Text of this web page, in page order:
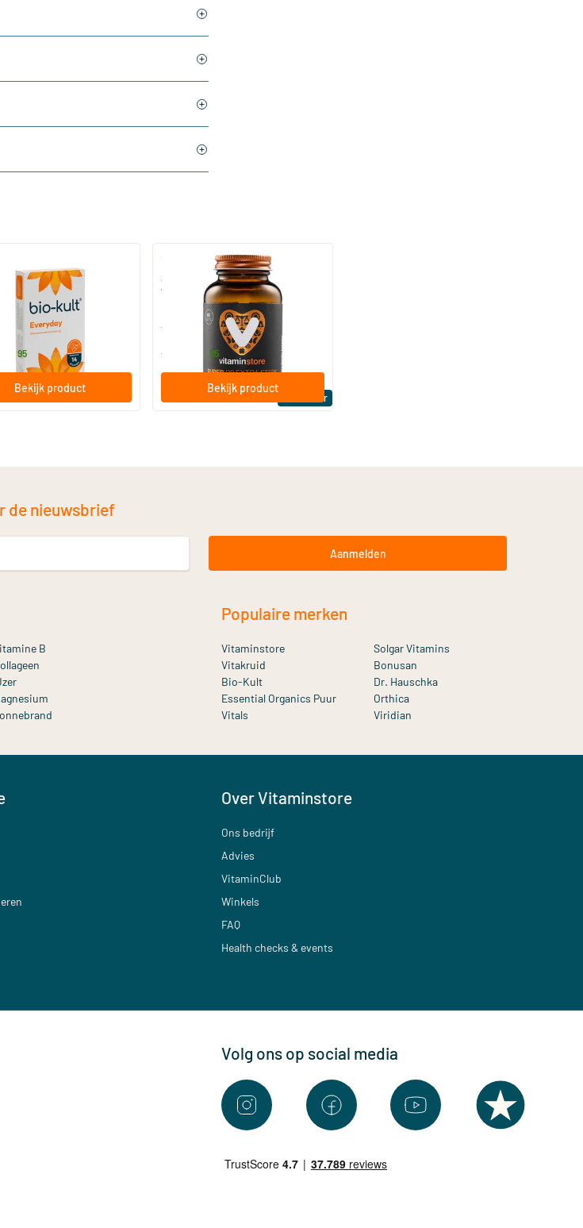
Probiotica
​60/​120 capsules
.95
Bekijk product
Bestseller
(158)
Super D3 Extra Sterk 75 mcg
vitamine D
60/​120 softgels
Vitaminstore
vanaf 95
Bekijk product
de nieuwsbrief
Aanmelden
B
Populaire merken
Vitaminstore
Solgar Vitamins
Vitakruid
Bonusan
Bio-Kult
Dr. Hauschka
Essential Organics Puur
Orthica
Vitals
Viridian
Over Vitaminstore
Ons bedrijf
Advies
VitaminClub
Winkels
FAQ
Health checks & events
Volg ons op social media